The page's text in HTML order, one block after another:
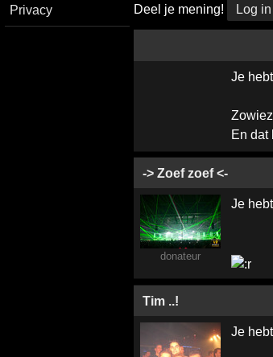
Privacy
Deel je mening! Log in
Je
En dat
-> Zoef zoef <-
donateur
Je
Tim ..!
Je